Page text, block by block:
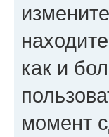
как и
момент